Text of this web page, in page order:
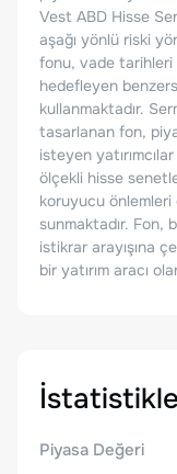
Vest ABD Hisse
aşağı yönlü riski
fonu, vade tarihleri
hedefleyen
kullanmaktadır.
tasarlanan fon,
isteyen
ölçekli hisse
koruyucu önlemleri
sunmaktadır. Fon,
istikrar arayışına
bir yatırım aracı
Piyasa Değeri